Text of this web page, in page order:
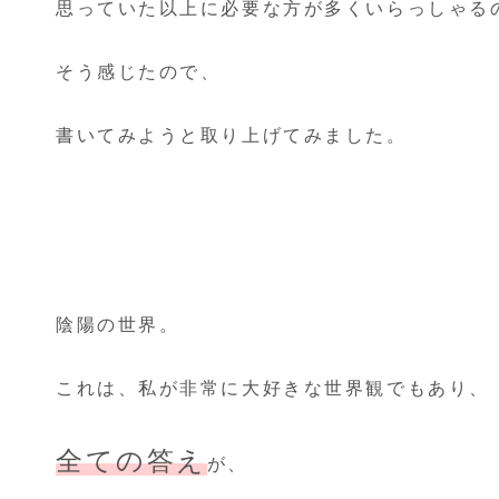
思っていた以上に必要な方が多くいらっしゃる
そう感じたので、
書いてみようと取り上げてみました。
陰陽の世界。
これは、私が非常に大好きな世界観でもあり、
全ての答えが、